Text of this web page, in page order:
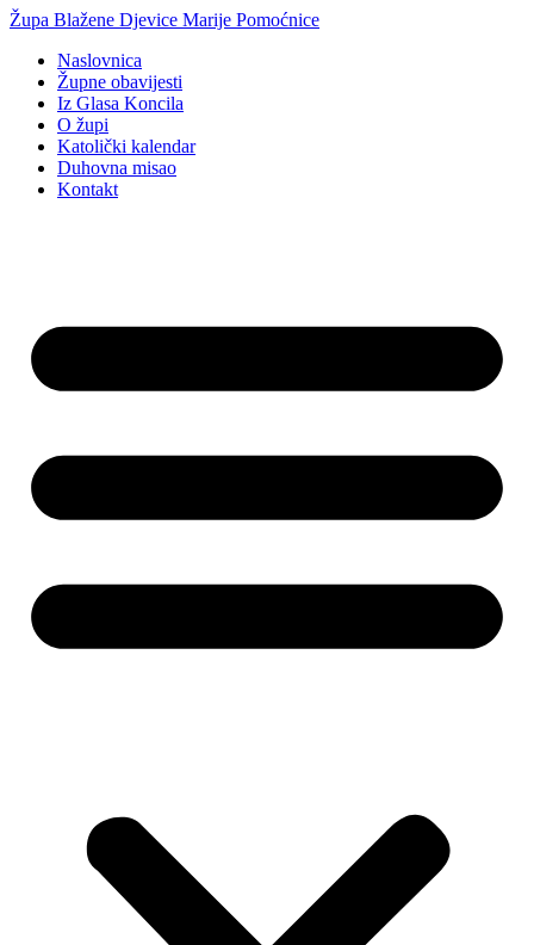
Idi
sadržaj
Župa Blažene Djevice Marije Pomoćnice
Naslovnica
Župne obavijesti
Iz Glasa Koncila
O župi
Katolički kalendar
Duhovna misao
Kontakt